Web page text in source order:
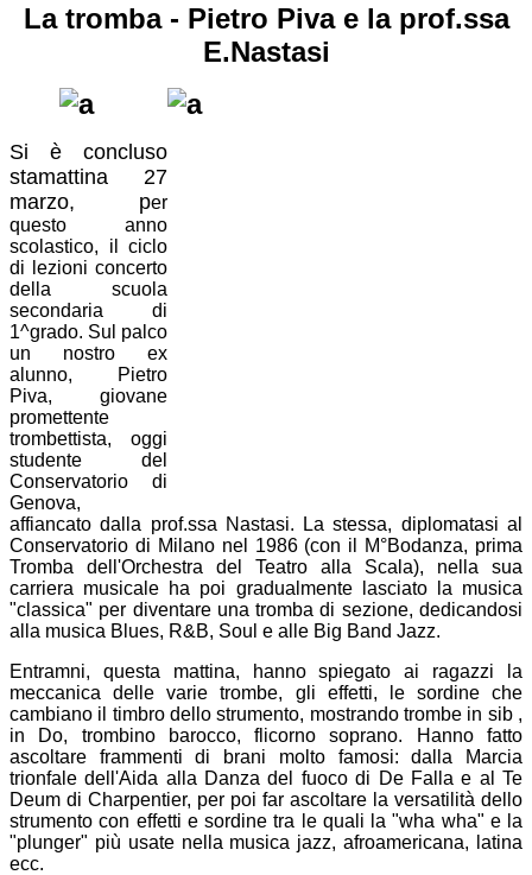
La tromba - Pietro Piva e la prof.ssa
E.Nastasi
Si è concluso
stamattina 27
marzo, per
questo anno
scolastico, il ciclo
di lezioni concerto
della scuola
secondaria di
1^grado. Sul palco
un nostro ex
alunno, Pietro
Piva, giovane
promettente
trombettista, oggi
studente del
Conservatorio di
Genova,
affiancato dalla prof.ssa Nastasi. La stessa, diplomatasi al
Conservatorio di Milano nel 1986 (con il M°Bodanza, prima
Tromba dell'Orchestra del Teatro alla Scala), nella sua
carriera musicale ha poi gradualmente lasciato la musica
"classica" per diventare una tromba di sezione, dedicandosi
alla musica Blues, R&B, Soul e alle Big Band Jazz.
Entramni, questa mattina, hanno spiegato ai ragazzi la
meccanica delle varie trombe, gli effetti, le sordine che
cambiano il timbro dello strumento, mostrando trombe in sib ,
in Do, trombino barocco, flicorno soprano. Hanno fatto
ascoltare frammenti di brani molto famosi: dalla Marcia
trionfale dell'Aida alla Danza del fuoco di De Falla e al Te
Deum di Charpentier, per poi far ascoltare la versatilità dello
strumento con effetti e sordine tra le quali la "wha wha" e la
"plunger" più usate nella musica jazz, afroamericana, latina
ecc.